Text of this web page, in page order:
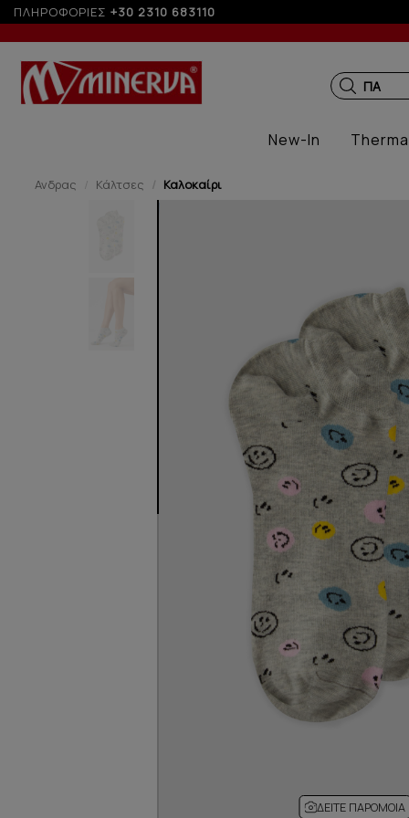
ΠΛΗΡΟΦΟΡΙΕΣ +30 2310 683110
New-In
Ανδρας Κάλτσες Καλοκαίρι
ΔΕΊΤΕ ΠΑΡΌΜΟΙΑ